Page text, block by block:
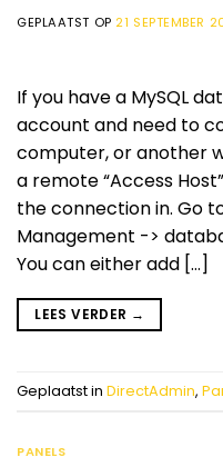
GEPLAATST OP 21 SEPTEMBER
If you have a MySQL
account and need to
computer, or another
a remote “Access
the connection in. Go
Management ->
You can either add […]
LEES VERDER →
Geplaatst in DirectAdmin,
PANELS